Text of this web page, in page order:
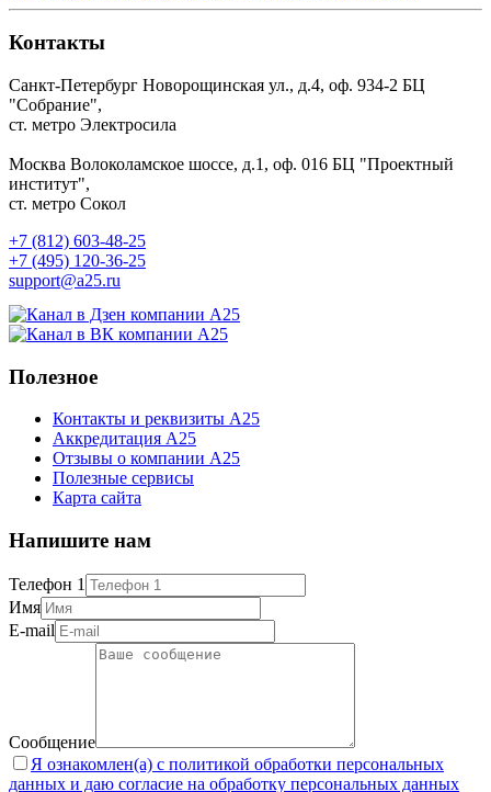
Контакты
Санкт-Петербург Новорощинская ул., д.4, оф. 934-2 БЦ
"Собрание",
ст. метро Электросила
Москва Волоколамское шоссе, д.1, оф. 016 БЦ "Проектный
институт",
ст. метро Сокол
+7 (812) 603-48-25
+7 (495) 120-36-25
support@a25.ru
Полезное
Контакты и реквизиты А25
Аккредитация А25
Отзывы о компании А25
Полезные сервисы
Карта сайта
Напишите нам
Телефон 1
Имя
E-mail
Сообщение
Я ознакомлен(а) с политикой обработки персональных
данных и даю согласие на обработку персональных данных